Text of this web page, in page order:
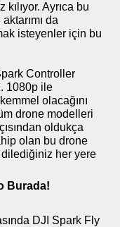
Ayrıca bu
da
isteyenler için bu
Controller
1080p ile
olacağını
drone modelleri
oldukça
olan bu drone
dilediğiniz her yere
Burada!
DJI Spark Fly